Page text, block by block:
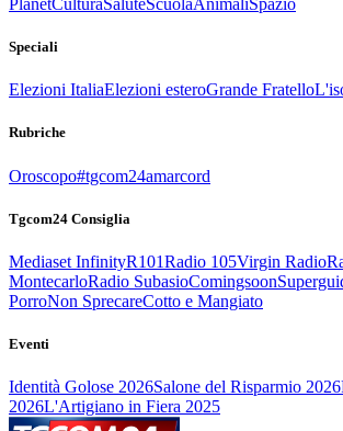
PlanetCulturaSaluteScuolaAnimaliSpazio
Speciali
Elezioni ItaliaElezioni esteroGrande Fratello
Rubriche
Oroscopo#tgcom24amarcord
Tgcom24 Consiglia
Mediaset InfinityR101Radio 105Virgin Radio
MontecarloRadio SubasioComingsoon
PorroNon SprecareCotto e Mangiato
Eventi
Identità Golose 2026Salone del Risparmio 2026
2026L'Artigiano in Fiera 2025